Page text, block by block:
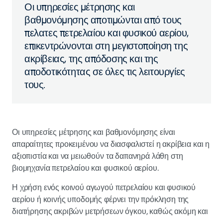
Οι υπηρεσίες μέτρησης και
βαθμονόμησης αποτιμώνται από τους
πελατες πετρελαίου και φυσικού αερίου,
επικεντρώνονται στη μεγιστοποίηση της
ακρίβειας, της απόδοσης και της
αποδοτικότητας σε όλες τις λειτουργίες
τους.
Οι υπηρεσίες μέτρησης και βαθμονόμησης είναι
απαραίτητες προκειμένου να διασφαλιστεί η ακρίβεια και η
αξιοπιστία και να μειωθούν τα δαπανηρά λάθη στη
βιομηχανία πετρελαίου και φυσικού αερίου.
Η χρήση ενός κοινού αγωγού πετρελαίου και φυσικού
αερίου ή κοινής υποδομής φέρνει την πρόκληση της
διατήρησης ακριβών μετρήσεων όγκου, καθώς ακόμη και